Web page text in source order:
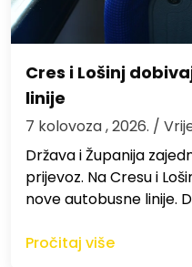
Cres i Lošinj
linije
7 kolovoza , 2026. /
Država i Županija
prijevoz. Na Cresu i
nove autobusne linije.
Pročitaj više